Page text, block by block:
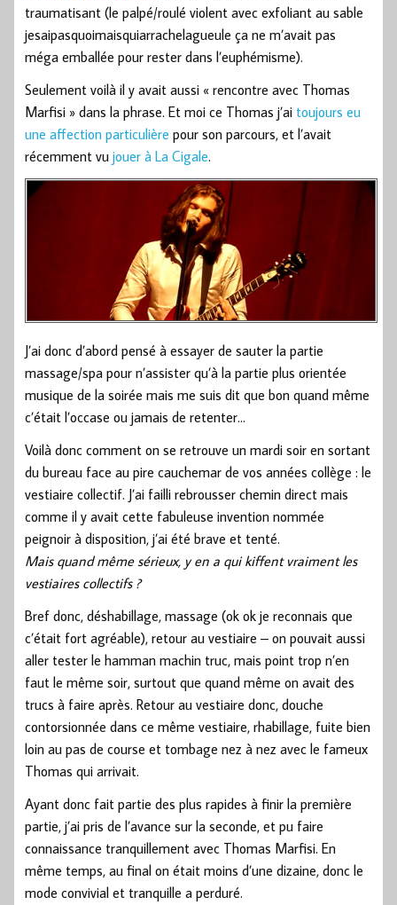
traumatisant (le palpé/roulé violent avec exfoliant au sable
jesaipasquoimaisquiarrachelagueule ça ne m’avait pas
méga emballée pour rester dans l’euphémisme).
Seulement voilà il y avait aussi « rencontre avec Thomas
Marfisi » dans la phrase. Et moi ce Thomas j’ai toujours eu
une affection particulière pour son parcours, et l’avait
récemment vu jouer à La Cigale.
J’ai donc d’abord pensé à essayer de sauter la partie
massage/spa pour n’assister qu’à la partie plus orientée
musique de la soirée mais me suis dit que bon quand même
c’était l’occase ou jamais de retenter…
Voilà donc comment on se retrouve un mardi soir en sortant
du bureau face au pire cauchemar de vos années collège : le
vestiaire collectif. J’ai failli rebrousser chemin direct mais
comme il y avait cette fabuleuse invention nommée
peignoir à disposition, j’ai été brave et tenté.
Mais quand même sérieux, y en a qui kiffent vraiment les
vestiaires collectifs ?
Bref donc, déshabillage, massage (ok ok je reconnais que
c’était fort agréable), retour au vestiaire – on pouvait aussi
aller tester le hamman machin truc, mais point trop n’en
faut le même soir, surtout que quand même on avait des
trucs à faire après. Retour au vestiaire donc, douche
contorsionnée dans ce même vestiaire, rhabillage, fuite bien
loin au pas de course et tombage nez à nez avec le fameux
Thomas qui arrivait.
Ayant donc fait partie des plus rapides à finir la première
partie, j’ai pris de l’avance sur la seconde, et pu faire
connaissance tranquillement avec Thomas Marfisi. En
même temps, au final on était moins d’une dizaine, donc le
mode convivial et tranquille a perduré.